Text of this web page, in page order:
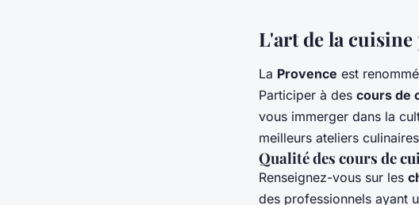
L'art de la
La Provence est
Participer à des cours de
vous immerger dans la
meilleurs ateliers
Qualité des cours de
Renseignez-vous sur les
des professionnels ayant